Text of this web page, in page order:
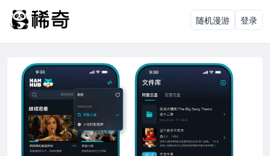
随机漫游 登录